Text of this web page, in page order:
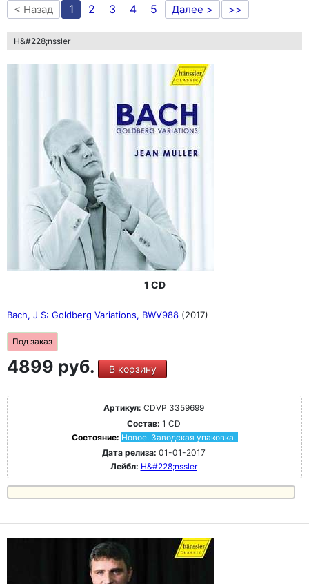
< Назад 1 2 3 4 5 Далее > >>
H&#228;nssler
1 CD
Bach, J S: Goldberg Variations, BWV988 (2017)
Под заказ
4899 руб. В корзину
Артикул: CDVP 3359699
Состав: 1 CD
Состояние: Новое. Заводская упаковка.
Дата релиза: 01-01-2017
Лейбл: H&#228;nssler